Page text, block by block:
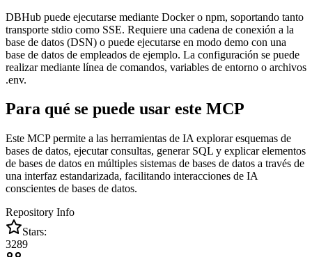
DBHub puede ejecutarse mediante Docker o npm, soportando tanto
transporte stdio como SSE. Requiere una cadena de conexión a la
base de datos (DSN) o puede ejecutarse en modo demo con una
base de datos de empleados de ejemplo. La configuración se puede
realizar mediante línea de comandos, variables de entorno o archivos
.env.
Para qué se puede usar este MCP
Este MCP permite a las herramientas de IA explorar esquemas de
bases de datos, ejecutar consultas, generar SQL y explicar elementos
de bases de datos en múltiples sistemas de bases de datos a través de
una interfaz estandarizada, facilitando interacciones de IA
conscientes de bases de datos.
Repository Info
Stars:
3289